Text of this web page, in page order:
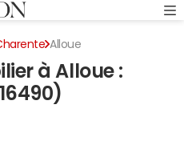
Alloue
à Alloue :